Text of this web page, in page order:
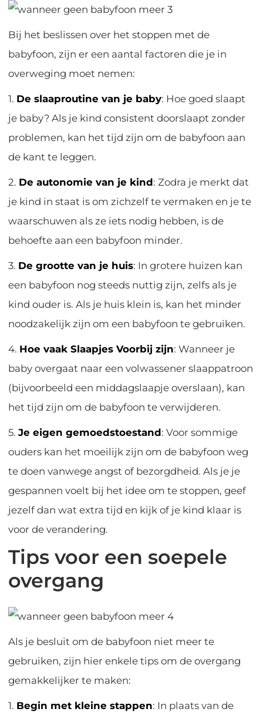
Bij het beslissen over het stoppen met de
babyfoon, zijn er een aantal factoren die je in
overweging moet nemen:
1. De slaaproutine van je baby: Hoe goed slaapt
je baby? Als je kind consistent doorslaapt zonder
problemen, kan het tijd zijn om de babyfoon aan
de kant te leggen.
2. De autonomie van je kind: Zodra je merkt dat
je kind in staat is om zichzelf te vermaken en je te
waarschuwen als ze iets nodig hebben, is de
behoefte aan een babyfoon minder.
3. De grootte van je huis: In grotere huizen kan
een babyfoon nog steeds nuttig zijn, zelfs als je
kind ouder is. Als je huis klein is, kan het minder
noodzakelijk zijn om een babyfoon te gebruiken.
4. Hoe vaak Slaapjes Voorbij zijn: Wanneer je
baby overgaat naar een volwassener slaappatroon
(bijvoorbeeld een middagslaapje overslaan), kan
het tijd zijn om de babyfoon te verwijderen.
5.Je eigen gemoedstoestand: Voor sommige
ouders kan het moeilijk zijn om de babyfoon weg
te doen vanwege angst of bezorgdheid. Als je je
gespannen voelt bij het idee om te stoppen, geef
jezelf dan wat extra tijd en kijk of je kind klaar is
voor de verandering.
Tips voor een soepele
overgang
Als je besluit om de babyfoon niet meer te
gebruiken, zijn hier enkele tips om de overgang
gemakkelijker te maken:
1. Begin met kleine stappen: In plaats van de